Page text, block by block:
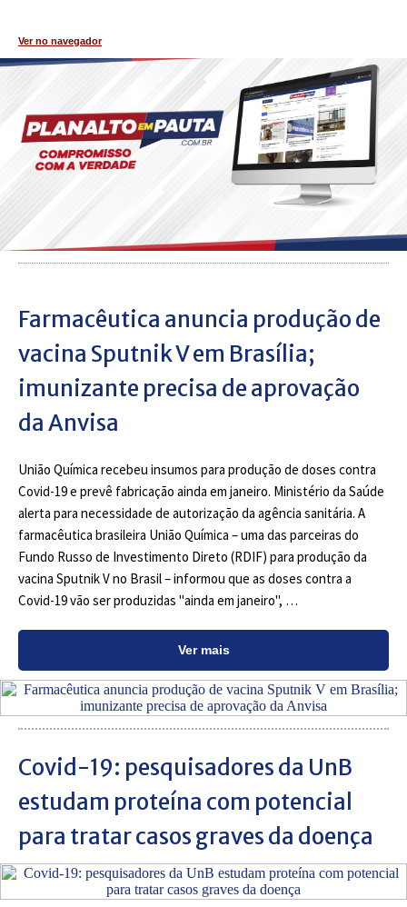
Ver no navegador
Farmacêutica anuncia produção de
vacina Sputnik V em Brasília;
imunizante precisa de aprovação
da Anvisa
União Química recebeu insumos para produção de doses contra
Covid-19 e prevê fabricação ainda em janeiro. Ministério da Saúde
alerta para necessidade de autorização da agência sanitária. A
farmacêutica brasileira União Química – uma das parceiras do
Fundo Russo de Investimento Direto (RDIF) para produção da
vacina Sputnik V no Brasil – informou que as doses contra a
Covid-19 vão ser produzidas "ainda em janeiro", …
Ver mais
Covid-19: pesquisadores da UnB
estudam proteína com potencial
para tratar casos graves da doença